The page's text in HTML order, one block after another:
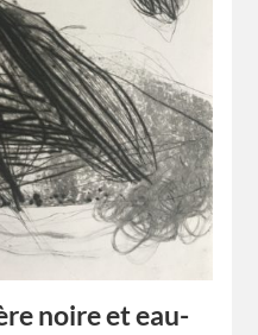
noire et eau-